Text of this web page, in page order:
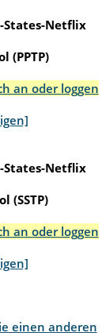
States-Netflix
(PPTP)
an oder loggen
States-Netflix
(SSTP)
an oder loggen
einen anderen